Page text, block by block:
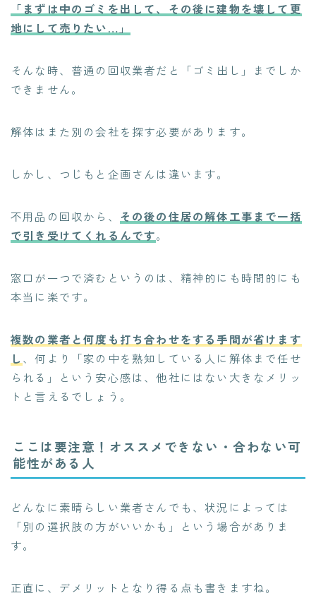
「まずは中のゴミを出して、その後に建物を壊して更
地にして売りたい…」
そんな時、普通の回収業者だと「ゴミ出し」までしか
できません。
解体はまた別の会社を探す必要があります。
しかし、つじもと企画さんは違います。
不用品の回収から、 その後の住居の解体工事まで一括
で引き受けてくれるんです。
窓口が一つで済むというのは、精神的にも時間的にも
本当に楽です。
複数の業者と何度も打ち合わせをする手間が省けます
し 、何より「家の中を熟知している人に解体まで任せ
られる」という安心感は、他社にはない大きなメリッ
トと言えるでしょう。
ここは要注意！オススメできない・合わない可
能性がある人
どんなに素晴らしい業者さんでも、状況によっては
「別の選択肢の方がいいかも」という場合がありま
す。
正直に、デメリットとなり得る点も書きますね。